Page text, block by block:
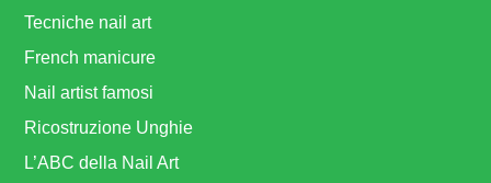
Tecniche nail art
French manicure
Nail artist famosi
Ricostruzione Unghie
L’ABC della Nail Art